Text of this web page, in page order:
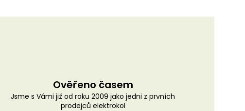
Ověřeno časem
Jsme s Vámi již od roku 2009 jako jedni z prvních
prodejců elektrokol